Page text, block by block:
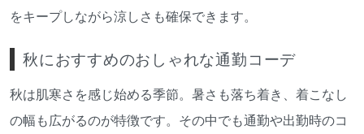
をキープしながら涼しさも確保できます。
秋におすすめのおしゃれな通勤コーデ
秋は肌寒さを感じ始める季節。暑さも落ち着き、着こなし
の幅も広がるのが特徴です。その中でも通勤や出勤時のコ